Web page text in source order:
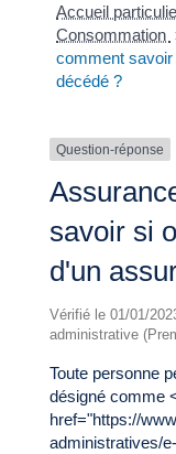
Accueil
Consommation
comment
décédé ?
Question-réponse
savoir si
d'un
Vérifié le 01/01/
administrative
Toute personne
désigné comme
href="https://
administratives/